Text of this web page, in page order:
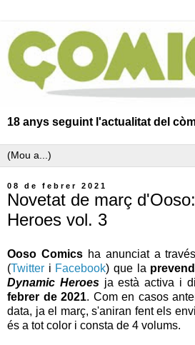
18 anys seguint l'actualitat del
08 de febrer 2021
Novetat de març
Heroes vol. 3
Ooso Comicsha anunciat a
(Twitter i Facebook) que la
Dynamic Heroesja està activa i
febrer de 2021. Com en casos
data, ja el març, s'aniran fent els
és a tot color i consta de 4 volums.